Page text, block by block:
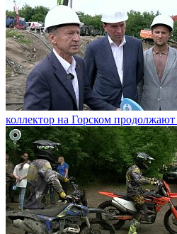
коллектор на Горском